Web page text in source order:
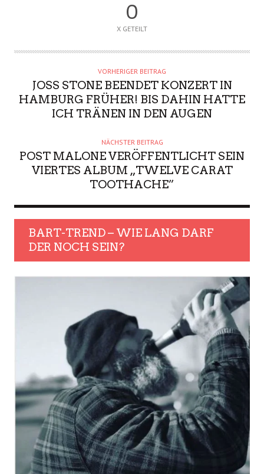
0
X GETEILT
VORHERIGER BEITRAG
JOSS STONE BEENDET KONZERT IN
HAMBURG FRÜHER! BIS DAHIN HATTE
ICH TRÄNEN IN DEN AUGEN
NÄCHSTER BEITRAG
POST MALONE VERÖFFENTLICHT SEIN
VIERTES ALBUM „TWELVE CARAT
TOOTHACHE”
BART-TREND – WIE LANG DARF
DER NOCH SEIN?